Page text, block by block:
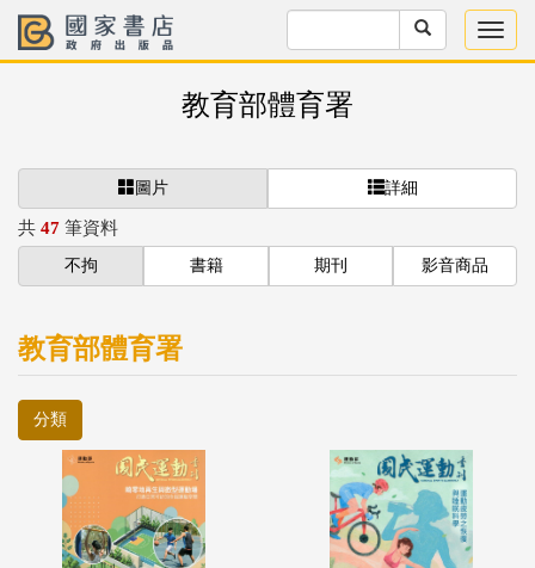
教育部體育署
圖片 詳細
共 47 筆資料
不拘 書籍 期刊 影音商品
教育部體育署
分類